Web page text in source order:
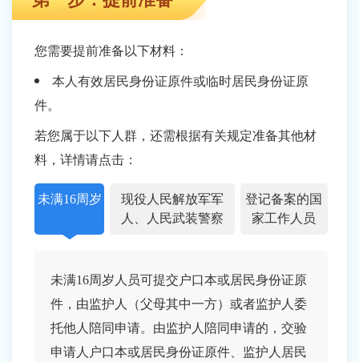
您需要提前准备以下材料：
本人有效居民身份证原件或临时居民身份证原
件。
若您属于以下人群，还需根据有关规定准备其他材
料，详情请点击：
未满16周岁
现役人民解放军军
人、人民武装警察
登记备案的国
家工作人员
未满16周岁人员可提交户口本或居民身份证原
件，由监护人（父母其中一方）或者监护人委
托他人陪同申请。由监护人陪同申请的，交验
申请人户口本或居民身份证原件、监护人居民